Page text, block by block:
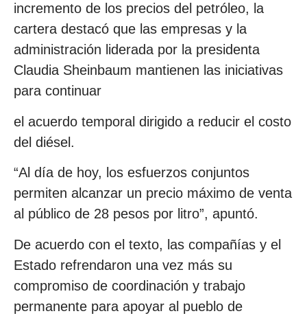
incremento de los precios del petróleo, la
cartera destacó que las empresas y la
administración liderada por la presidenta
Claudia Sheinbaum mantienen las iniciativas
para continuar
el acuerdo temporal dirigido a reducir el costo
del diésel.
“Al día de hoy, los esfuerzos conjuntos
permiten alcanzar un precio máximo de venta
al público de 28 pesos por litro”, apuntó.
De acuerdo con el texto, las compañías y el
Estado refrendaron una vez más su
compromiso de coordinación y trabajo
permanente para apoyar al pueblo de